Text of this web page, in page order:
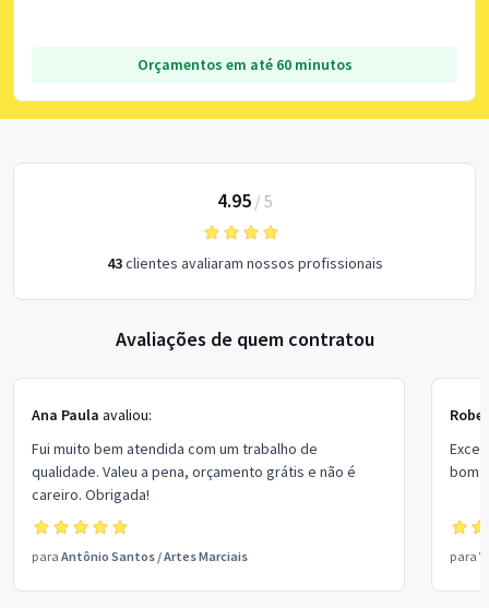
Orçamentos em até 60 minutos
4.95/ 5
43clientes avaliaram nossos profissionais
Avaliações de quem contratou
Ana Paula avaliou:
Fui muito bem atendida com um trabalho de
qualidade. Valeu a pena, orçamento grátis e não é
careiro. Obrigada!
para Antônio Santos /Artes Marciais
bom
para